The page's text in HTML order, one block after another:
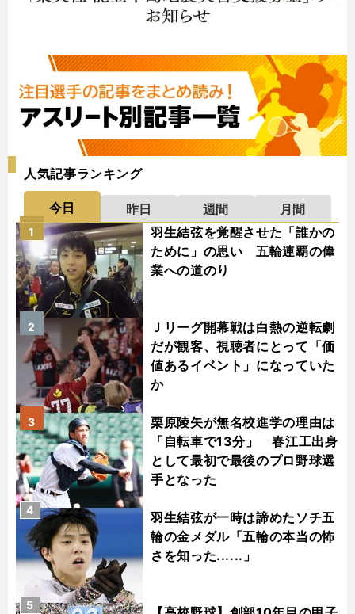
人気記事ランキング
今日 昨日 週間
月間
羽生結弦を覚醒させた「誰かの
ために」の思い 五輪連覇の偉
業への道のり
1
Ｊリーグ開幕戦は白熱の逆転劇
だが観客、視聴者にとって「価
値あるイベント」になっていた
か
2
栗原陵矢が無名校進学の理由は
「自転車で13分」 春江工出身
として最初で最後のプロ野球選
手となった
3
羽生結弦が一時は諦めたソチ五
輪の金メダル「五輪の本当の怖
さを知った......」
4
5